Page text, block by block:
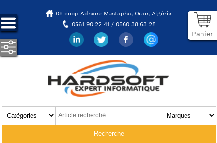
09 coop Adnane Mustapha, Oran, Algérie
0561 90 22 41 / 0560 38 63 28
Panier